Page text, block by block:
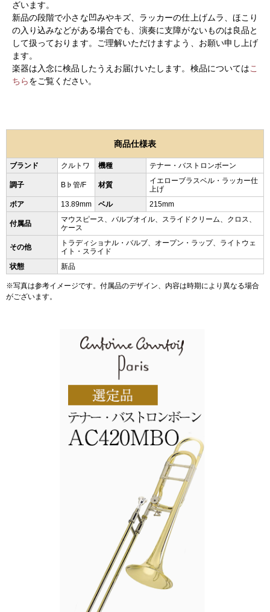
ざいます。
新品の段階で小さな凹みやキズ、ラッカーの仕上げムラ、ほこり
の入り込みなどがある場合でも、演奏に支障がないものは良品と
して扱っております。ご理解いただけますよう、お願い申し上げ
ます。
楽器は入念に検品したうえお届けいたします。検品についてはこ
ちらをご覧ください。
商品仕様表
ブランド クルトワ 機種 テナー・バストロンボーン
調子 B♭管/F 材質
イエローブラスベル・ラッカー仕
上げ
ボア
13.89mm ベル 215mm
付属品
マウスピース、バルブオイル、スライドクリーム、クロス、
ケース
その他
トラディショナル・バルブ、オープン・ラップ、ライトウェ
イト・スライド
状態
新品
※写真は参考イメージです。付属品のデザイン、内容は時期により異なる場合
がございます。